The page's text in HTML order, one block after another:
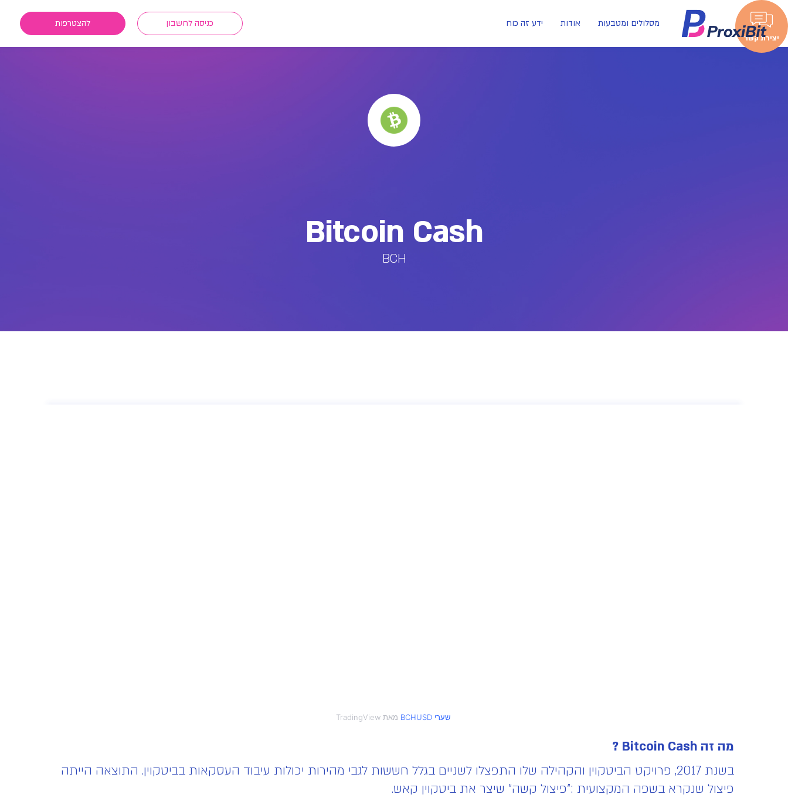
יצירת קשר
מסלולים ומטבעות אודות ידע זה כוח כניסה לחשבון להצטרפות
Bitcoin Cash
BCH
‎ מאת TradingView
מה זה Bitcoin Cash ?
בשנת 2017, פרויקט הביטקוין והקהילה שלו התפצלו לשניים בגלל חששות לגבי מהירות יכולות עיבוד העסקאות בביטקוין. התוצאה הייתה
פיצול שנקרא בשפה המקצועית :"פיצול קשה" שיצר את ביטקוין קאש.